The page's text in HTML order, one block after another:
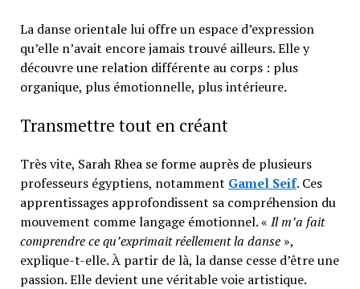
La danse orientale lui offre un espace d’expression
qu’elle n’avait encore jamais trouvé ailleurs. Elle y
découvre une relation différente au corps : plus
organique, plus émotionnelle, plus intérieure.
Transmettre tout en créant
Très vite, Sarah Rhea se forme auprès de plusieurs
professeurs égyptiens, notamment Gamel Seif. Ces
apprentissages approfondissent sa compréhension du
mouvement comme langage émotionnel. « Il m’a fait
comprendre ce qu’exprimait réellement la danse»,
explique-t-elle. À partir de là, la danse cesse d’être une
passion. Elle devient une véritable voie artistique.